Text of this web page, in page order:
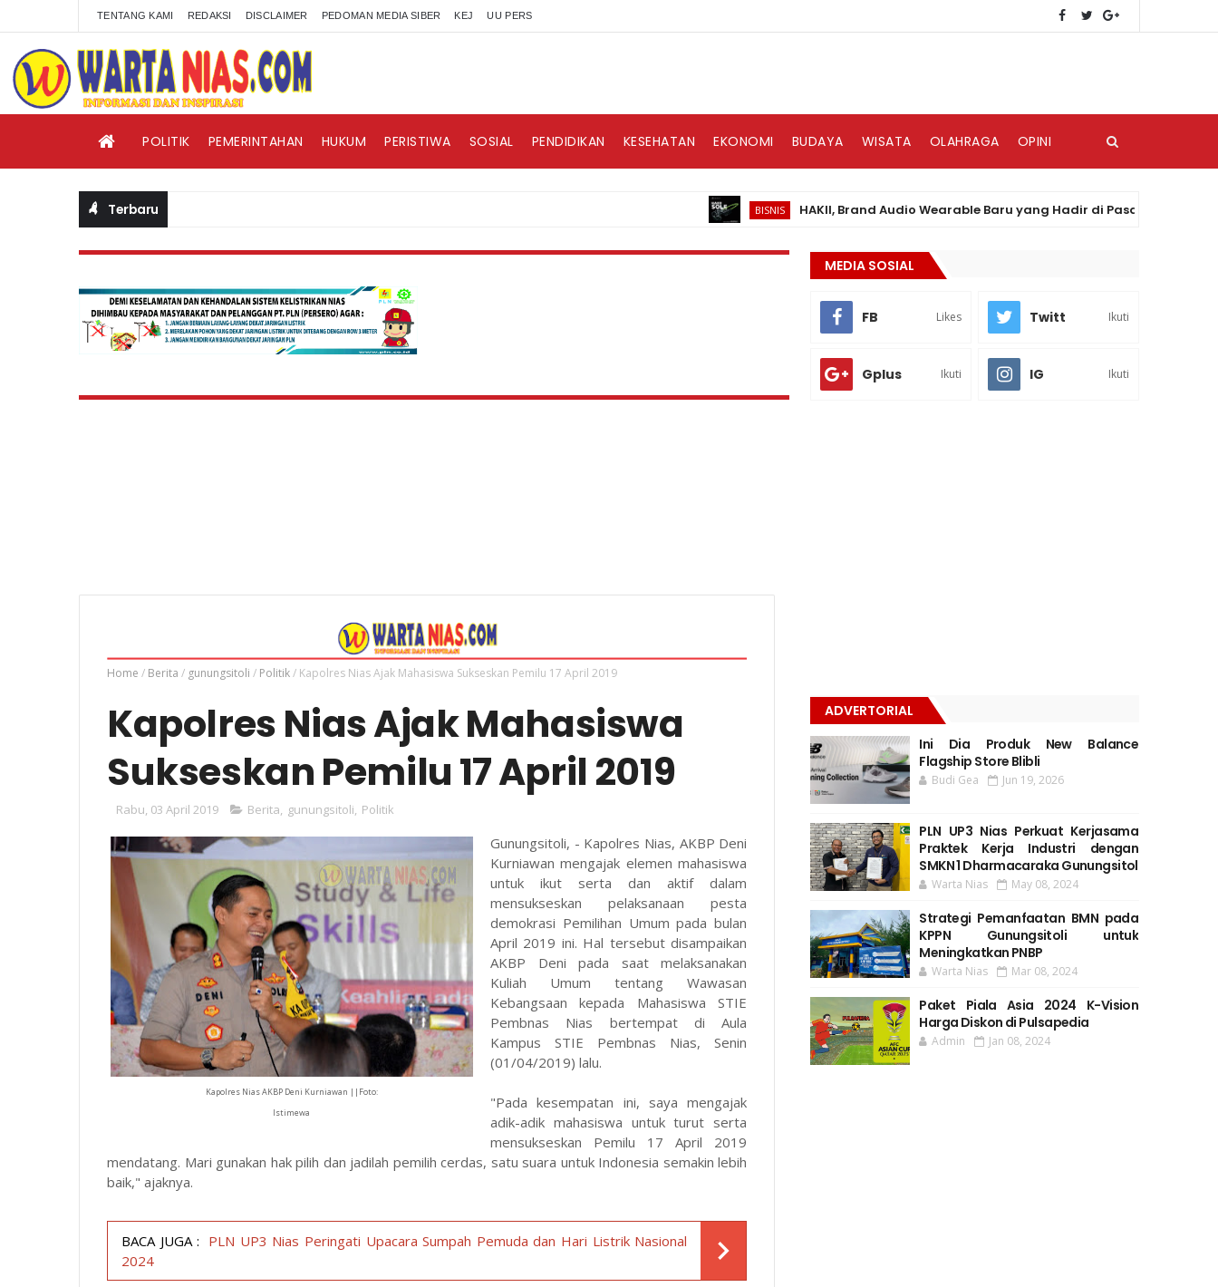
TENTANG KAMI REDAKSI DISCLAIMER PEDOMAN MEDIA SIBER KEJ UU PERS
POLITIK PEMERINTAHAN HUKUM PERISTIWA SOSIAL PENDIDIKAN KESEHATAN EKONOMI BUDAYA WISATA OLAHRAGA OPINI
Terbaru BISNIS HAKII, Brand Audio Wearable Baru yang Hadir di Pasar Indonesia
Home / Berita / gunungsitoli / Politik/ Kapolres Nias Ajak Mahasiswa Sukseskan Pemilu 17 April 2019
Kapolres Nias Ajak Mahasiswa
Sukseskan Pemilu 17 April 2019
Rabu, 03 April 2019 Berita gunungsitoli Politik
Kapolres Nias AKBP Deni Kurniawan ||Foto:
Istimewa
Gunungsitoli, - Kapolres Nias, AKBP Deni
Kurniawan mengajak elemen mahasiswa
untuk ikut serta dan aktif dalam
mensukseskan pelaksanaan pesta
demokrasi Pemilihan Umum pada bulan
April 2019 ini. Hal tersebut disampaikan
AKBP Deni pada saat melaksanakan
Kuliah Umum tentang Wawasan
Kebangsaan kepada Mahasiswa STIE
Pembnas Nias bertempat di Aula
Kampus STIE Pembnas Nias, Senin
(01/04/2019) lalu.
"Pada kesempatan ini, saya mengajak
adik-adik mahasiswa untuk turut serta
mensukseskan Pemilu 17 April 2019
mendatang. Mari gunakan hak pilih dan jadilah pemilih cerdas, satu suara untuk Indonesia semakin lebih
baik," ajaknya.
BACA JUGA : PLN UP3 Nias Peringati Upacara Sumpah Pemuda dan Hari Listrik Nasional
2024
MEDIA SOSIAL
FB Likes Twitt Ikuti
Gplus Ikuti IG Ikuti
ADVERTORIAL
Ini Dia Produk New Balance
Flagship Store Blibli
Budi Gea Jun 19, 2026
PLN UP3 Nias Perkuat Kerjasama
Praktek Kerja Industri dengan
SMKN 1 Dharmacaraka Gunungsitol
Warta Nias May 08, 2024
Strategi Pemanfaatan BMN pada
KPPN Gunungsitoli untuk
Meningkatkan PNBP
Warta Nias Mar 08, 2024
Paket Piala Asia 2024 K-Vision
Harga Diskon di Pulsapedia
Admin Jan 08, 2024